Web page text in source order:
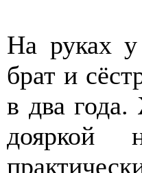
На руках
брат и
в два
дояркой